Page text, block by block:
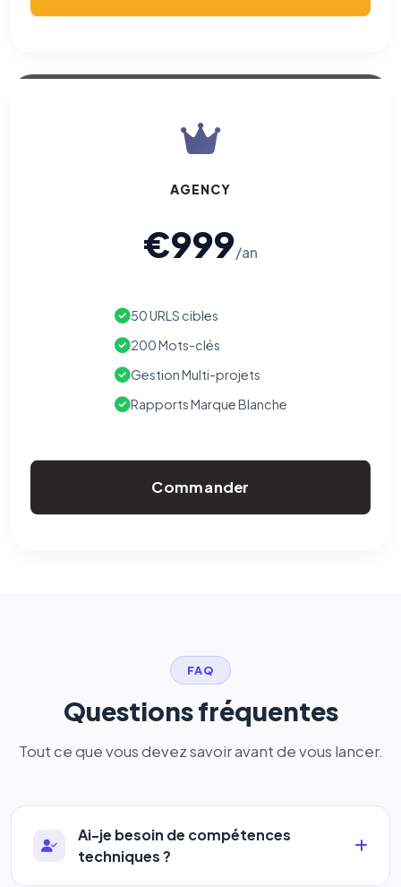
AGENCY
€999/an
50 URLS cibles
200 Mots-clés
Gestion Multi-projets
Rapports Marque Blanche
Commander
FAQ
Questions fréquentes
Tout ce que vous devez savoir avant de vous lancer.
Ai-je besoin de compétences
techniques ?